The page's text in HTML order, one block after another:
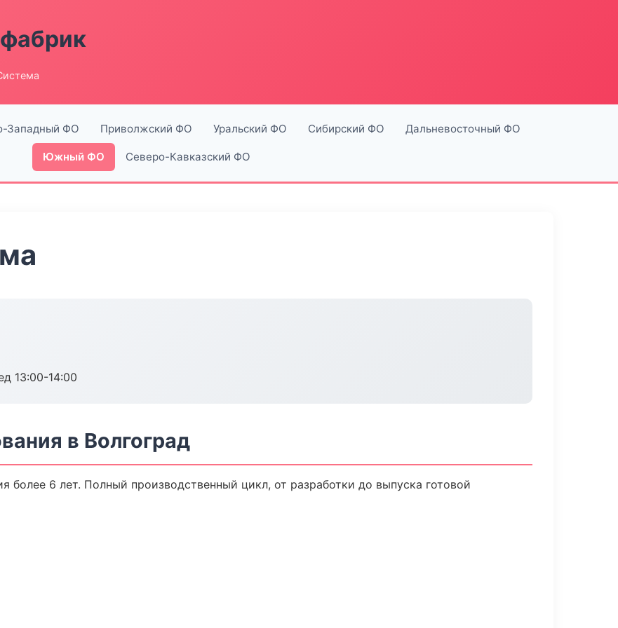
Западный ФО Приволжский ФО Уральский ФО Сибирский ФО Дальневосточный ФО
Южный ФО Северо-Кавказский ФО
13:00-14:00
в Волгоград
более 6 лет. Полный производственный цикл, от разработки до выпуска готовой